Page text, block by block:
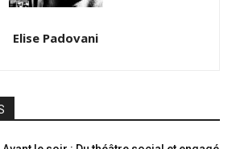
Elise Padovani